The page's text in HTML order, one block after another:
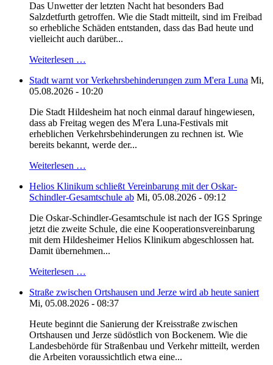
Das Unwetter der letzten Nacht hat besonders Bad
Salzdetfurth getroffen. Wie die Stadt mitteilt, sind im Freibad
so erhebliche Schäden entstanden, dass das Bad heute und
vielleicht auch darüber...
Weiterlesen …
Stadt warnt vor Verkehrsbehinderungen zum M'era Luna Mi,
05.08.2026 - 10:20
Die Stadt Hildesheim hat noch einmal darauf hingewiesen,
dass ab Freitag wegen des M'era Luna-Festivals mit
erheblichen Verkehrsbehinderungen zu rechnen ist. Wie
bereits bekannt, werde der...
Weiterlesen …
Helios Klinikum schließt Vereinbarung mit der Oskar-
Schindler-Gesamtschule ab Mi, 05.08.2026 - 09:12
Die Oskar-Schindler-Gesamtschule ist nach der IGS Springe
jetzt die zweite Schule, die eine Kooperationsvereinbarung
mit dem Hildesheimer Helios Klinikum abgeschlossen hat.
Damit übernehmen...
Weiterlesen …
Straße zwischen Ortshausen und Jerze wird ab heute saniert
Mi, 05.08.2026 - 08:37
Heute beginnt die Sanierung der Kreisstraße zwischen
Ortshausen und Jerze südöstlich von Bockenem. Wie die
Landesbehörde für Straßenbau und Verkehr mitteilt, werden
die Arbeiten voraussichtlich etwa eine...